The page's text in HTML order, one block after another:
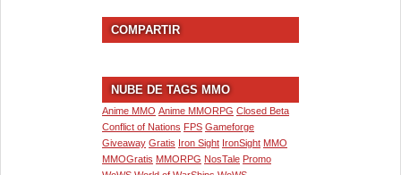
COMPARTIR
NUBE DE TAGS MMO
Anime MMO Anime MMORPG Closed Beta
Conflict of Nations FPS Gameforge
Giveaway Gratis Iron Sight IronSight MMO
MMOGratis MMORPG NosTale Promo